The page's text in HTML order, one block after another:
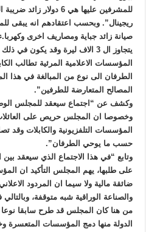
للمشرفين عليها هي 6
صيانة زائد جباية ومصاريف اخرى
يتجاوز ال 3 الاف ليرة وقد
الطرفان الى نوع من المبالغة في هذا
المصالح المتعارضة للطرفين”.
وكشف عن “اجتماع سيعقد للمجلس
وخصوصا ان المجلس حريص على
حسب ما يوحي الطرفان”.
وتابع “في هذا الاجتماع الذي سيعقد
على طلبها، يهم المجلس التأكيد ان
والصناعة الوراقية شبه متوقفة،
من هنا كان المجلس قد طرح سابقا
الدولة منها دمج المؤسسات